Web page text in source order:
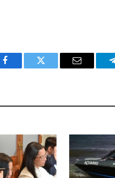
Facebook Twitter Email